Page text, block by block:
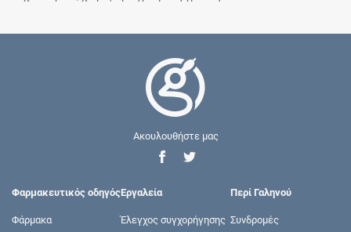
Ακουλουθήστε μας
Φαρμακευτικός οδηγός
Φάρμακα
Εργαλεία
Έλεγχος συγχορήγησης
Περί Γαληνού
Συνδρομές